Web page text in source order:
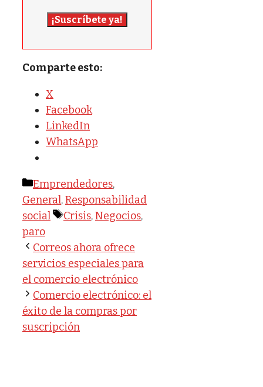
¡Suscríbete ya!
Comparte esto:
X
Facebook
LinkedIn
WhatsApp
Categorías
Emprendedores,
General,Responsabilidad
social
Etiquetas
Crisis,Negocios,
paro
Correos ahora ofrece
servicios especiales para
el comercio electrónico
Comercio electrónico: el
éxito de la compras por
suscripción